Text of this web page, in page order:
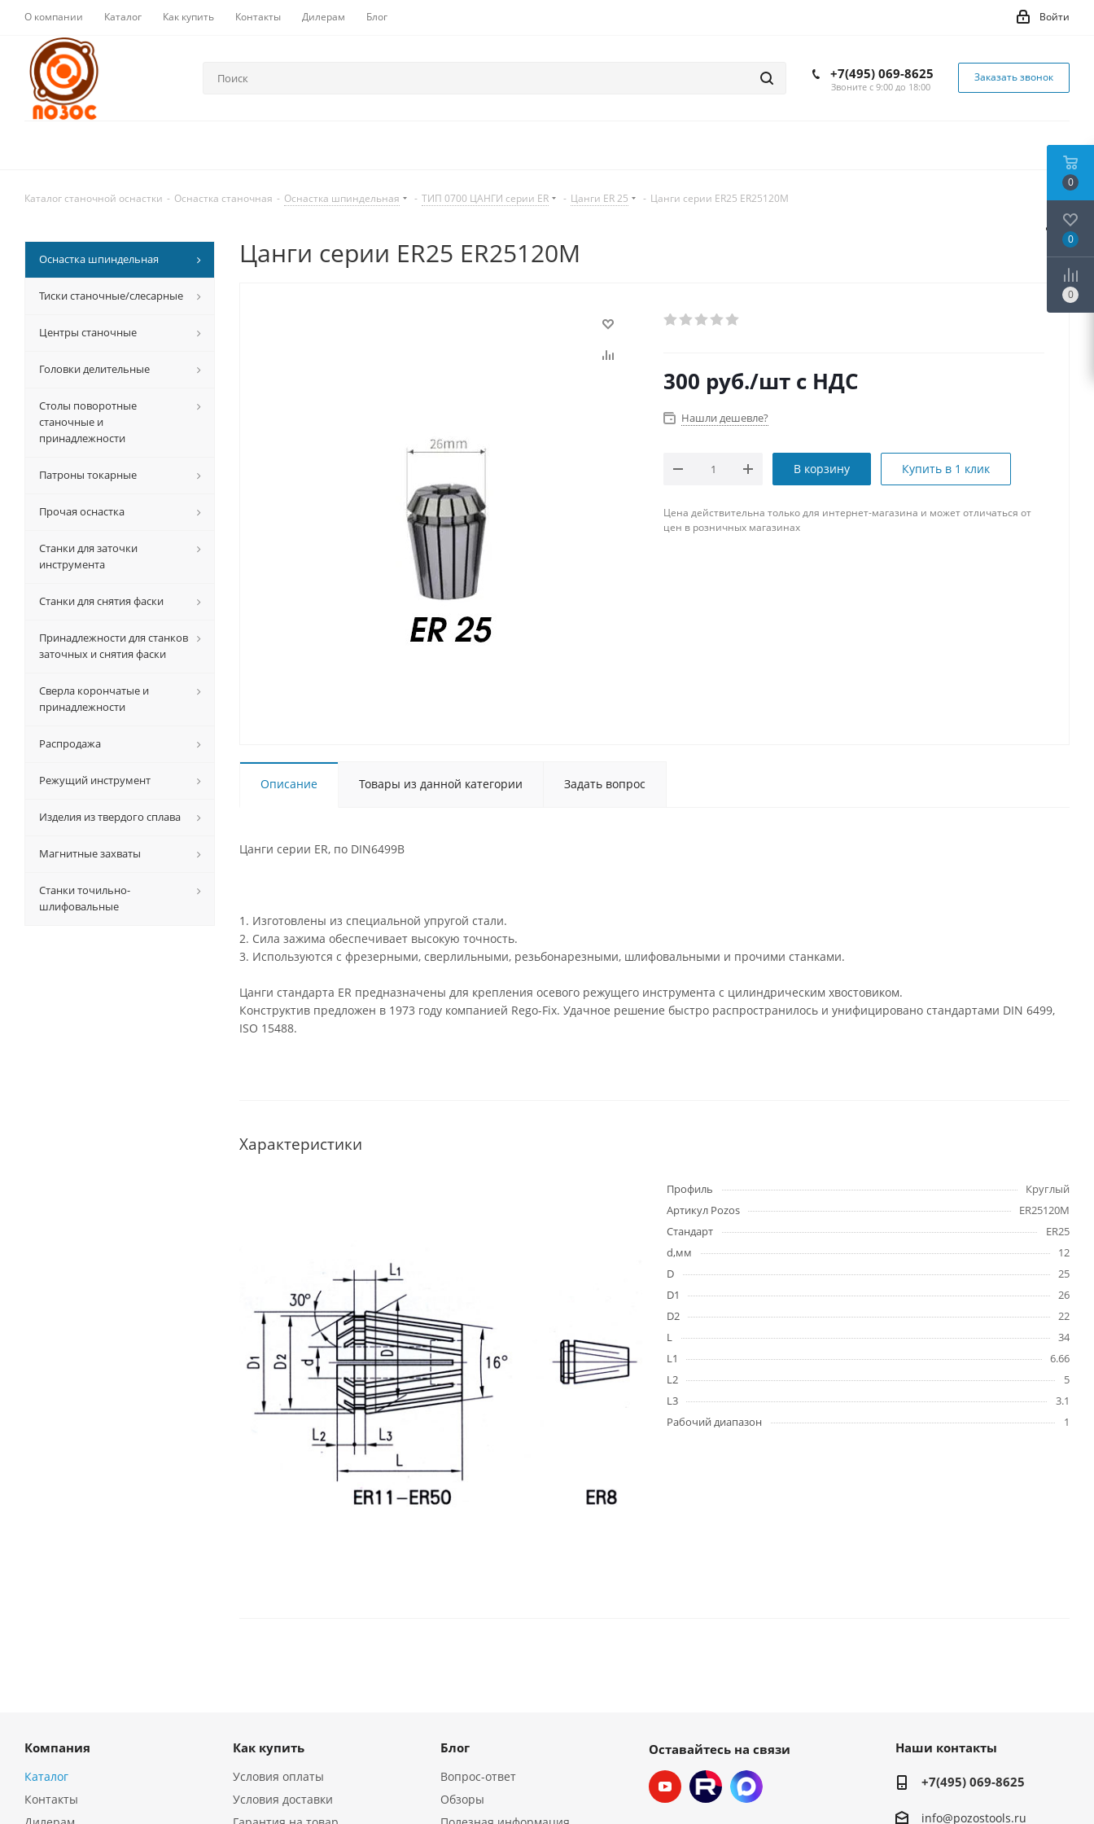
О компании Каталог Как купить Контакты Дилерам Блог Войти
+7(495) 069-8625
Звоните с 9:00 до 18:00
Заказать звонок
Каталог станочной оснастки - Оснастка станочная - Оснастка шпиндельная - ТИП 0700 ЦАНГИ серии ER - Цанги ER 25 - Цанги серии ER25 ER25120M
Цанги серии ER25 ER25120M
300 руб./шт с НДС
Нашли дешевле?
В корзину Купить в 1 клик
Цена действительна только для интернет-магазина и может отличаться от
цен в розничных магазинах
Описание Товары из данной категории Задать вопрос
Цанги серии ER, по DIN6499B
1. Изготовлены из специальной упругой стали.
2. Сила зажима обеспечивает высокую точность.
3. Используются с фрезерными, сверлильными, резьбонарезными, шлифовальными и прочими станками.
Цанги стандарта ER предназначены для крепления осевого режущего инструмента с цилиндрическим хвостовиком.
Конструктив предложен в 1973 году компанией Rego-Fix. Удачное решение быстро распространилось и унифицировано стандартами DIN 6499,
ISO 15488.
Характеристики
Профиль
Круглый
Артикул Pozos
ER25120M
Стандарт
ER25
d,мм
12
D
25
D1
26
D2
22
L
34
L1
6.66
L2
5
L3
3.1
Рабочий диапазон
1
Оснастка шпиндельная
Тиски станочные/слесарные
Центры станочные
Головки делительные
Столы поворотные
станочные и
принадлежности
Патроны токарные
Прочая оснастка
Станки для заточки
инструмента
Станки для снятия фаски
Принадлежности для станков
заточных и снятия фаски
Сверла корончатые и
принадлежности
Распродажа
Режущий инструмент
Изделия из твердого сплава
Магнитные захваты
Станки точильно-
шлифовальные
Компания
Каталог
Контакты
Как купить
Условия оплаты
Условия доставки
Блог
Вопрос-ответ
Обзоры
Оставайтесь на связи Наши контакты
+7(495) 069-8625
info@pozostools.ru
0
0
0